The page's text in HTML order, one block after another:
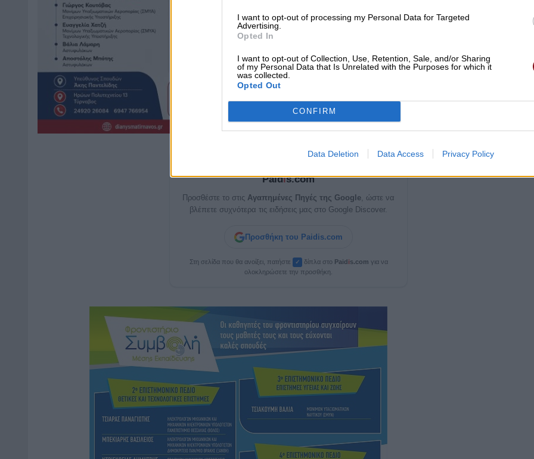
I want to opt-out of processing my Personal Data for Targeted
Advertising.
Opted In
I want to opt-out of Collection, Use, Retention, Sale, and/or Sharing
of my Personal Data that Is Unrelated with the Purposes for which it
was collected.
Opted Out
CONFIRM
Data Deletion Data Access Privacy Policy
Paidis.com
Προσθέστε το στις Αγαπημένες Πηγές της Google, ώστε να
βλέπετε συχνότερα τις ειδήσεις μας στο Google Discover.
Προσθήκη του Paidis.com
Στη σελίδα που θα ανοίξει, πατήστε ✓ δίπλα στο Paidis.com για να
ολοκληρώσετε την προσθήκη.